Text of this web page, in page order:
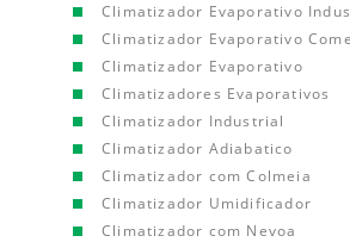
Climatizador Evaporativo
Climatizador Evaporativo
Climatizador Evaporativo
Climatizadores Evaporativos
Climatizador Industrial
Climatizador Adiabatico
Climatizador com Colmeia
Climatizador Umidificador
Climatizador com Nevoa